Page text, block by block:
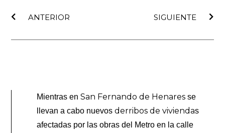
ANTERIOR
SIGUIENTE
Mientras en San Fernando de Henares se
llevan a cabo nuevos derribos de viviendas
afectadas por las obras del Metro en la calle